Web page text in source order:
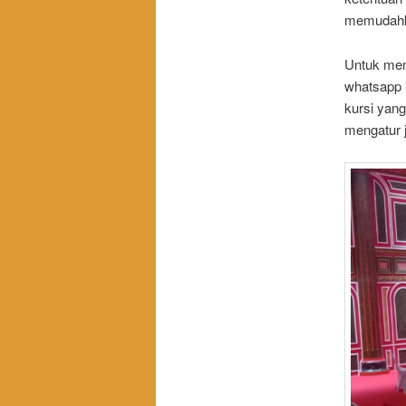
Untuk
whatsapp
kursi
mengatur